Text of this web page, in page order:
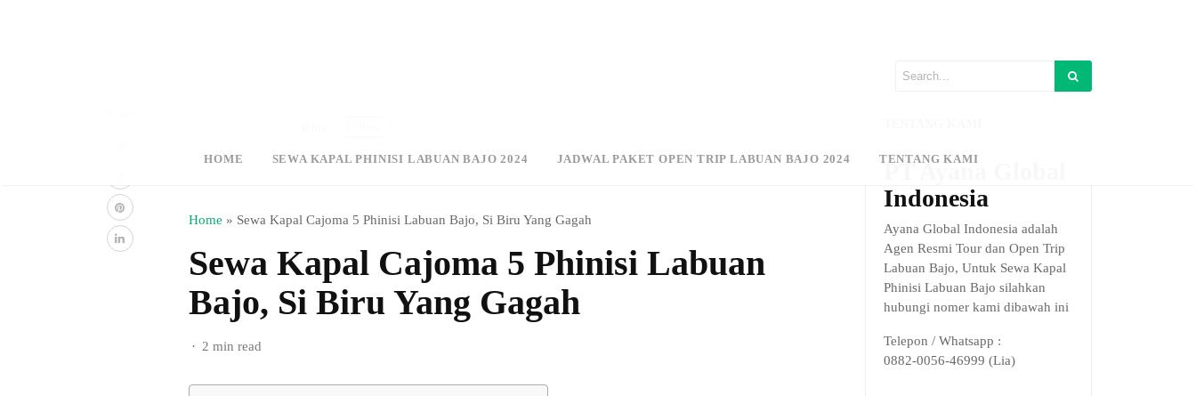
HOME SEWA KAPAL PHINISI LABUAN BAJO 2024 JADWAL PAKET OPEN TRIP LABUAN BAJO 2024 TENTANG KAMI
Home » Sewa Kapal Cajoma 5 Phinisi Labuan Bajo, Si Biru Yang Gagah
Sewa Kapal Cajoma 5 Phinisi Labuan
Bajo, Si Biru Yang Gagah
2 min read
PT Ayana Global
Indonesia
Ayana Global Indonesia adalah
Agen Resmi Tour dan Open Trip
Labuan Bajo, Untuk Sewa Kapal
Phinisi Labuan Bajo silahkan
hubungi nomer kami dibawah ini
Telepon / Whatsapp :
0882-0056-46999 (Lia)